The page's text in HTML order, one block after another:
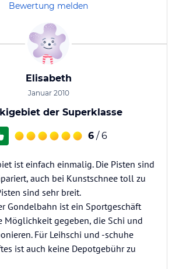
Bewertung melden
Elisabeth
Januar 2010
der Superklasse
6 / 6
ist einfach einmalig. Die Pisten sind
auch bei Kunstschnee toll zu
sind sehr breit.
Gondelbahn ist ein Sportgeschäft
Möglichkeit gegeben, die Schi und
Für Leihschi und -schuhe
ist auch keine Depotgebühr zu